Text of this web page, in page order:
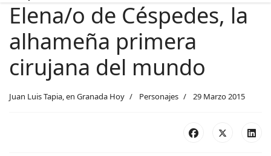
Elena/o de Céspedes, la
alhameña primera
cirujana del mundo
Juan Luis Tapia, en Granada Hoy Personajes 29 Marzo 2015